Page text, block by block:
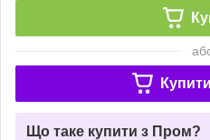
Що таке купити з Пром?